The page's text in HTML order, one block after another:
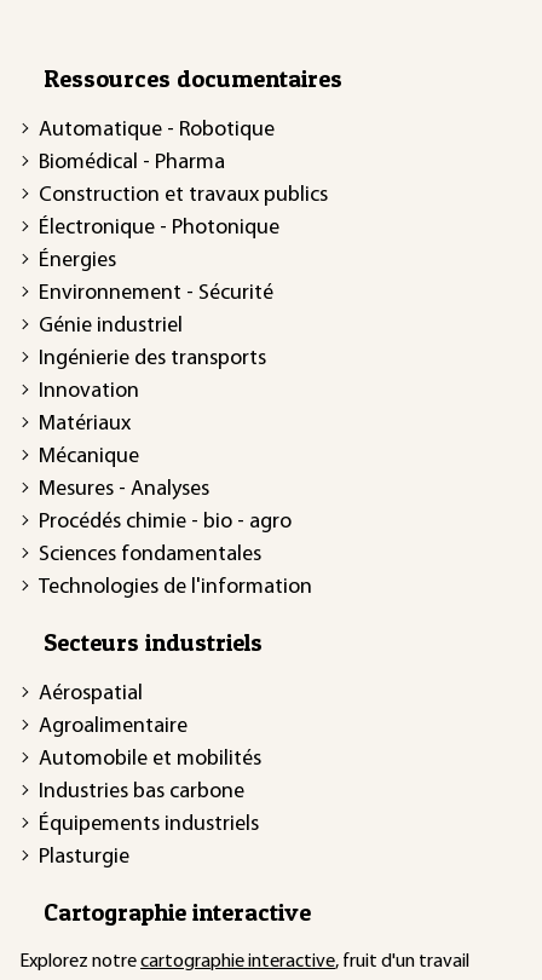
Ressources documentaires
Automatique - Robotique
Biomédical - Pharma
Construction et travaux publics
Électronique - Photonique
Énergies
Environnement - Sécurité
Génie industriel
Ingénierie des transports
Innovation
Matériaux
Mécanique
Mesures - Analyses
Procédés chimie - bio - agro
Sciences fondamentales
Technologies de l'information
Secteurs industriels
Aérospatial
Agroalimentaire
Automobile et mobilités
Industries bas carbone
Équipements industriels
Plasturgie
Cartographie interactive
Explorez notrecartographie interactive, fruit d'un travail